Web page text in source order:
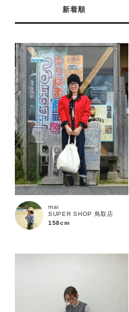
キーワード
性別
MENS
カテゴリ
新着順
mai
SUPER SHOP 鳥取店
158cm